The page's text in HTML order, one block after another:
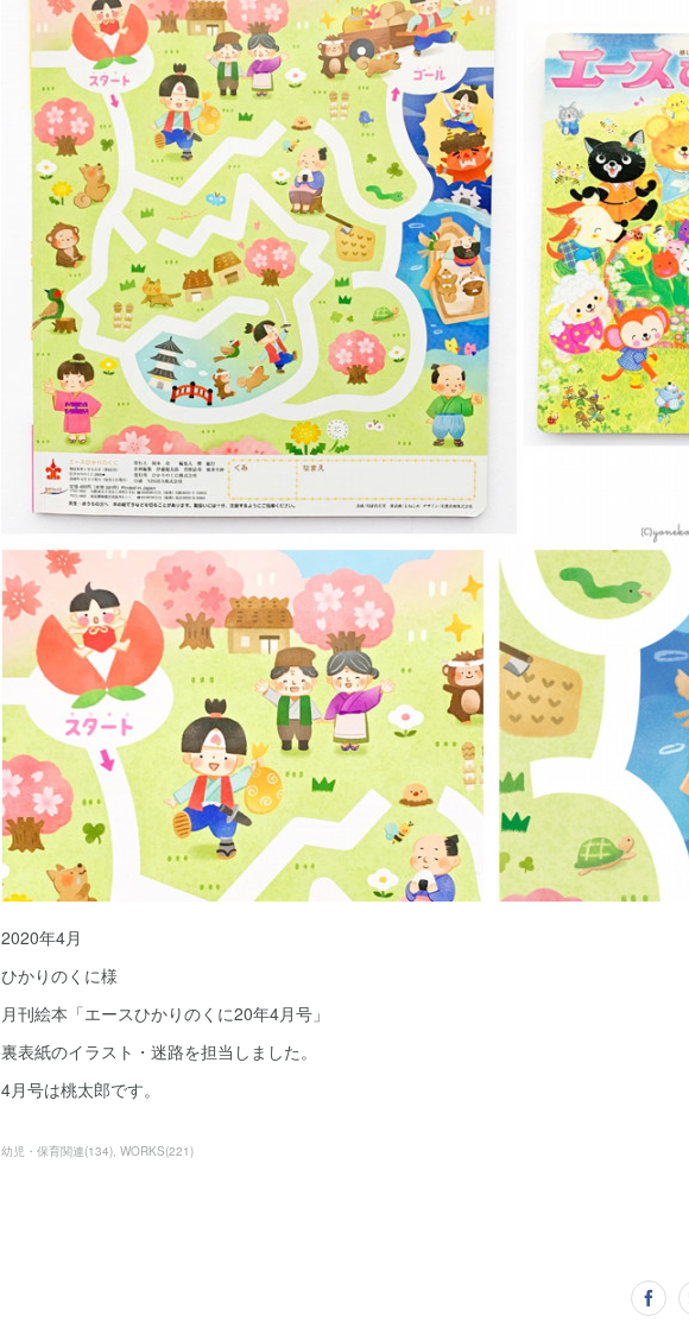
2020年4月
ひかりのくに様
月刊絵本「エースひかりのくに20年4月号」
裏表紙のイラスト・迷路を担当しました。
4月号は桃太郎です。
幼児・保育関連(134) WORKS(221)